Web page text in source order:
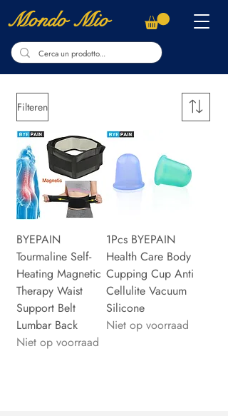
Mondo Mio
Filteren
BYEPAIN
Tourmaline Self-
Heating Magnetic
Therapy Waist
Support Belt
Lumbar Back
Niet op voorraad
1Pcs BYEPAIN
Health Care Body
Cupping Cup Anti
Cellulite Vacuum
Silicone
Niet op voorraad